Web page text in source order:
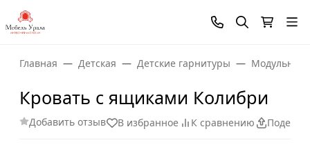
Главная Детская Детские гарнитуры Модульная
Кровать с ящиками Колибри
Добавить отзыв В избранное К сравнению